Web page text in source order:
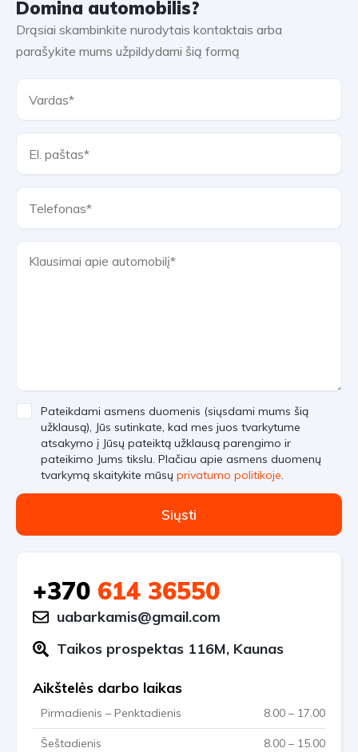
Domina automobilis?
Drąsiai skambinkite nurodytais kontaktais arba
parašykite mums užpildydami šią formą
Pateikdami asmens duomenis (siųsdami mums šią
užklausą), Jūs sutinkate, kad mes juos tvarkytume
atsakymo į Jūsų pateiktą užklausą parengimo ir
pateikimo Jums tikslu. Plačiau apie asmens duomenų
tvarkymą skaitykite mūsų privatumo politikoje.
Siųsti
+370 614 36550
uabarkamis@gmail.com
Taikos prospektas 116M, Kaunas
Aikštelės darbo laikas
Pirmadienis – Penktadienis 8.00 – 17.00
Šeštadienis 8.00 – 15.00